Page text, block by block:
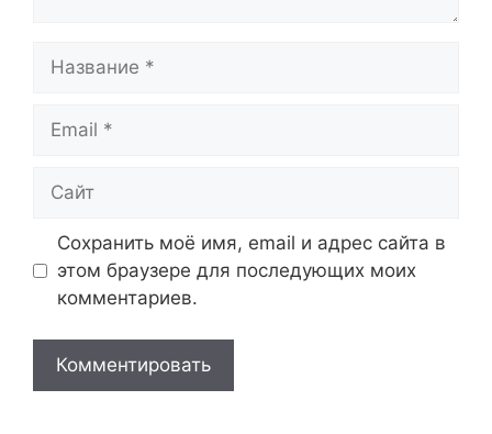
Сохранить моё имя, email и адрес сайта в
этом браузере для последующих моих
комментариев.